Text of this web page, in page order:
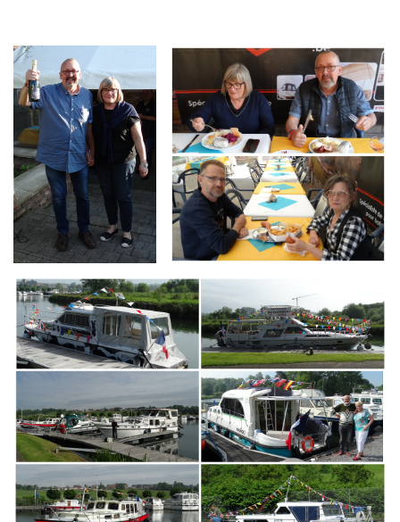
Branding
ARMCHAIR ARMCHAIR
Branding
ARMCHAIR